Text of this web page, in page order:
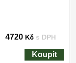
4720 Kč s DPH
Koupit